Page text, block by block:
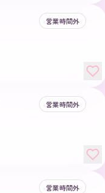
営業時間外
営業時間外
営業時間外